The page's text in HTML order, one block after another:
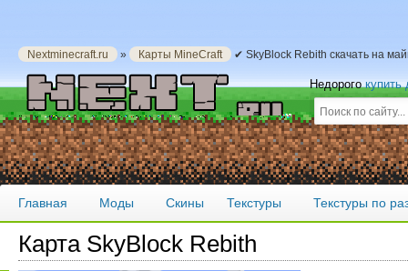
Nextminecraft.ru » Карты MineCraft ✔ SkyBlock Rebith скачать на
Недорогокупить
Главная Моды Скины Текстуры Текстуры по
Карта SkyBlock Rebith